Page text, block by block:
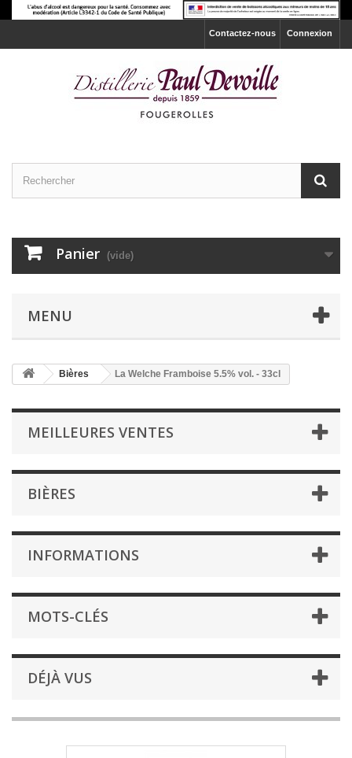
Connexion
Contactez-nous
Panier (vide)
MENU
Bières La Welche Framboise 5.5% vol. - 33cl
MEILLEURES VENTES
BIÈRES
INFORMATIONS
MOTS-CLÉS
DÉJÀ VUS